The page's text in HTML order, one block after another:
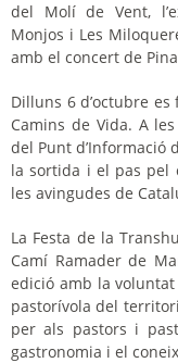
del Molí de Vent,
Monjos i Les
amb el concert de
Dilluns 6 d’octubre
Camins de Vida. A
del Punt d’Informació
la sortida i el pas pel
les avingudes de
La Festa de la
Camí Ramader de
edició amb la
pastorívola del
per als pastors i
gastronomia i el